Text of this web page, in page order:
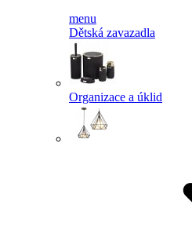
menu
Dětská zavazadla
Organizace a úklid